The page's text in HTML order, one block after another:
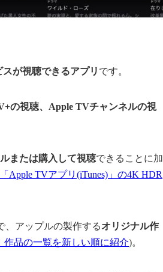
が視聴できるアプリ です。
の視聴、Apple TVチャンネルの視
または購入して視聴できることに加
「Apple TVアプリ(iTunes)」の4K HDR
、アップルの製作するオリジナル作
作品の一覧を新しい順に紹介)。